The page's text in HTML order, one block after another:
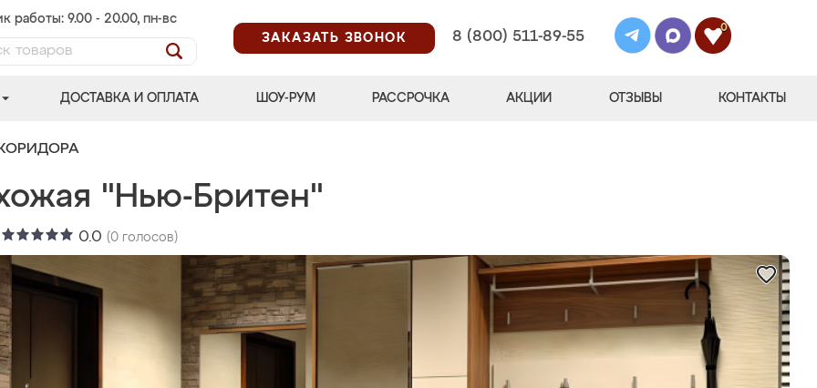
работы: 9.00 - 20.00, пн-вс
ЗАКАЗАТЬ ЗВОНОК
8 (800) 511-89-55
0
ДОСТАВКА И ОПЛАТА ШОУ-РУМ РАССРОЧКА АКЦИИ ОТЗЫВЫ КОНТАКТЫ
"Нью-Бритен"
0.0 (0 голосов)